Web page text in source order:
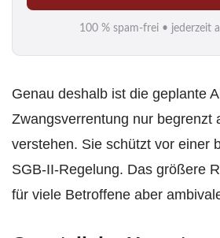
i
l
*
100 % spam-frei • jederzeit
Genau deshalb ist die geplante
Zwangsverrentung nur begrenzt
verstehen. Sie schützt vor einer
SGB-II-Regelung. Das größere
für viele Betroffene aber